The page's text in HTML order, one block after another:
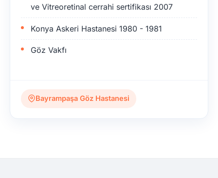
ve Vitreoretinal cerrahi sertifikası 2007
Konya Askeri Hastanesi 1980 - 1981
Göz Vakfı
Bayrampaşa Göz Hastanesi